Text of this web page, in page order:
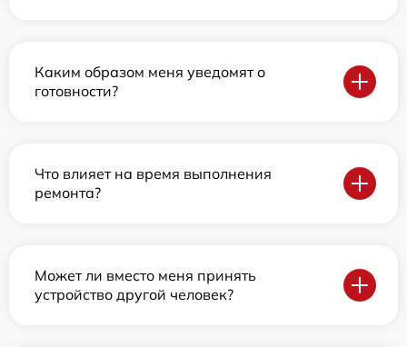
Каким образом меня уведомят о
готовности?
Что влияет на время выполнения
ремонта?
Может ли вместо меня принять
устройство другой человек?